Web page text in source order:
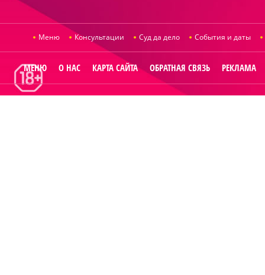
Меню Консультации Суд да дело События и даты
МЕНЮ О НАС КАРТА САЙТА ОБРАТНАЯ СВЯЗЬ РЕКЛАМА